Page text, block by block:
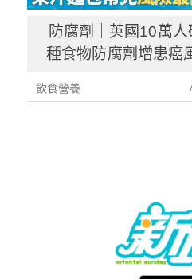
防腐劑｜英國10萬人
種食物防腐劑增患癌
飲食營養